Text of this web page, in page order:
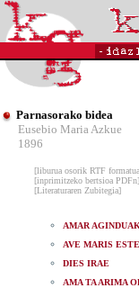
Parnasorako bidea
Eusebio Maria Azkue
1896
[liburua osorik RTF
[inprimitzeko bertsioa PDFn]
[Literaturaren Zubitegia]
AMAR AGINDUAK
AVE MARIS
DIES IRAE
AMA TA ARIMA